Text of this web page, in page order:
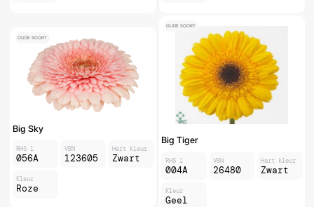
Big Sky
RHS 1
056A
VBN
123605
Hart kleur
Zwart
Kleur
Roze
OUDE SOORT
Big Tiger
RHS 1
004A
VBN
26480
Hart kleur
Zwart
Kleur
Geel
OUDE SOORT